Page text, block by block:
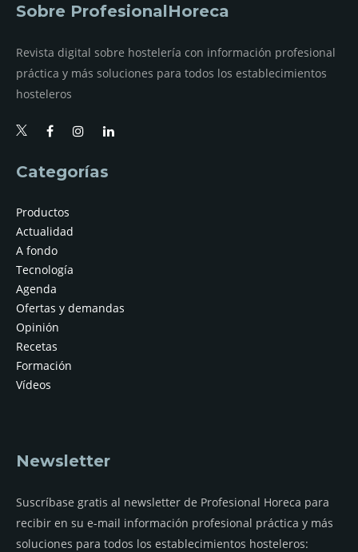
Sobre ProfesionalHoreca
Revista digital sobre hostelería con información profesional
práctica y más soluciones para todos los establecimientos
hosteleros
Categorías
Productos
Actualidad
A fondo
Tecnología
Agenda
Ofertas y demandas
Opinión
Recetas
Formación
Vídeos
Newsletter
Suscríbase gratis al newsletter de Profesional Horeca para
recibir en su e-mail información profesional práctica y más
soluciones para todos los establecimientos hosteleros: